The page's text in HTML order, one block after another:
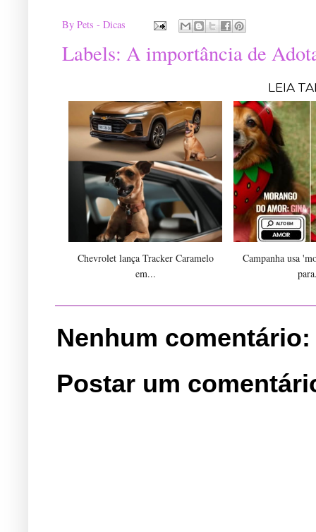
By Pets - Dicas
Labels: A importância de
LEIA
Chevrolet lança Tracker Caramelo
em...
Campanha usa
Nenhum comentário:
Postar um